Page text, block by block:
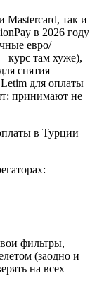
Mastercard, так и
в 2026 году
евро/
курс там хуже),
снятия
для оплаты
принимают не
в Турции
фильтры,
(заодно и
на всех